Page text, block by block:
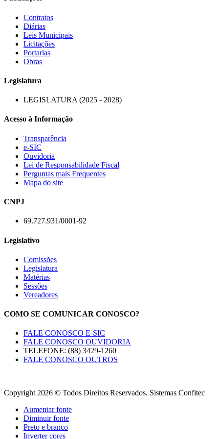
Contratos
Diárias
Leis Municipais
Licitações
Portarias
Obras
Legislatura
LEGISLATURA (2025 - 2028)
Acesso à Informação
Transparência
e-SIC
Ouvidoria
Lei de Responsabilidade Fiscal
Perguntas mais Frequentes
Mapa do site
CNPJ
69.727.931/0001-92
Legislativo
Comissões
Legislatura
Matérias
Sessões
Vereadores
COMO SE COMUNICAR CONOSCO?
FALE CONOSCO E-SIC
FALE CONOSCO OUVIDORIA
TELEFONE: (88) 3429-1260
FALE CONOSCO OUTROS
Copyright 2026 © Todos Direitos Reservados. Sistemas Confitec
Aumentar fonte
Diminuir fonte
Preto e branco
Inverter cores